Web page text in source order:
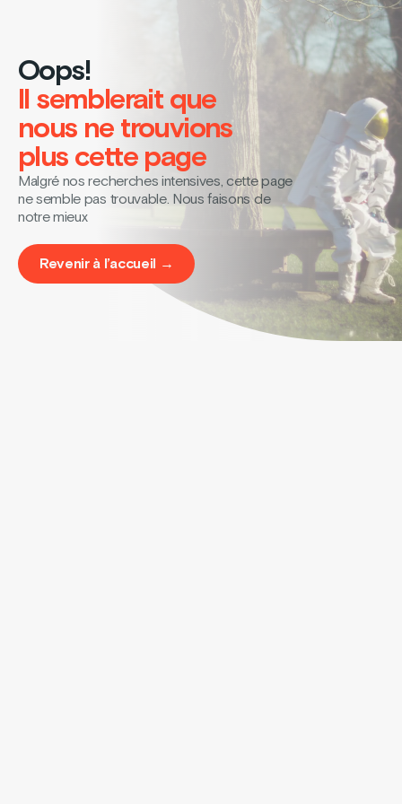
Oops!
Il semblerait que
nous ne trouvions
plus cette page
Malgré nos recherches intensives, cette page
ne semble pas trouvable. Nous faisons de
notre mieux
Revenir à l’accueil →